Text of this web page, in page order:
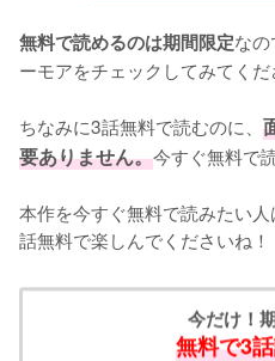
無料で読めるのは期間限定な
ーモアをチェックしてみてくだ
ちなみに3話無料で読むのに、
要ありません。今すぐ無料で
本作を今すぐ無料で読みたい
話無料で楽しんでくださいね！
今だけ！
無料で3